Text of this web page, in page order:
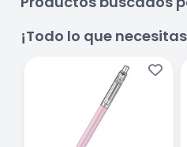
¡Todo lo que